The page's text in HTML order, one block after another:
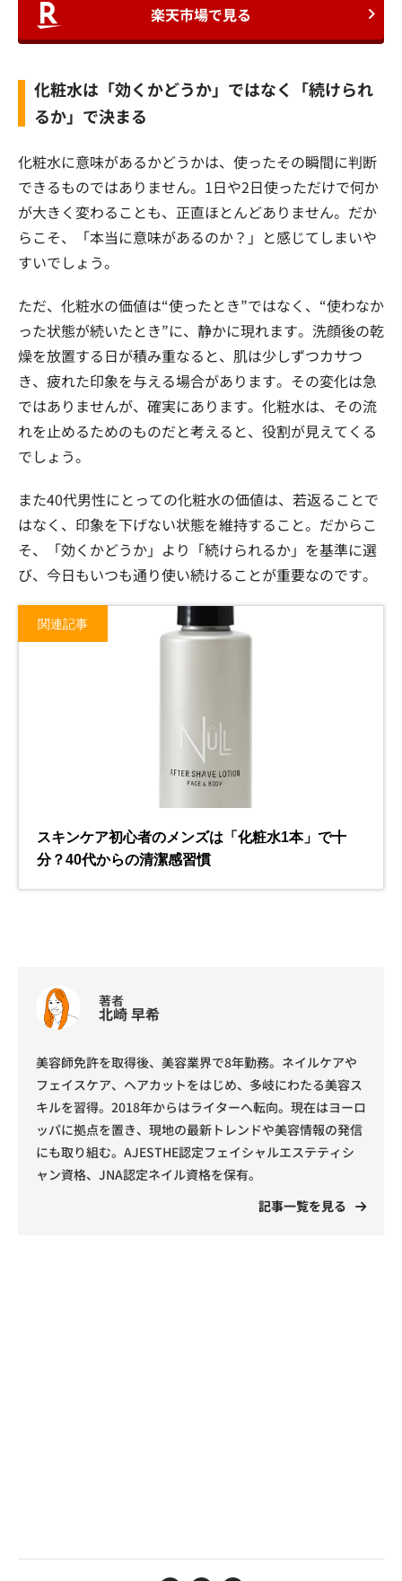
楽天市場で見る
化粧水は「効くかどうか」ではなく「続けられ
るか」で決まる
化粧水に意味があるかどうかは、使ったその瞬間に判断
できるものではありません。1日や2日使っただけで何か
が大きく変わることも、正直ほとんどありません。だか
らこそ、「本当に意味があるのか？」と感じてしまいや
すいでしょう。
ただ、化粧水の価値は“使ったとき”ではなく、“使わなか
った状態が続いたとき”に、静かに現れます。洗顔後の乾
燥を放置する日が積み重なると、肌は少しずつカサつ
き、疲れた印象を与える場合があります。その変化は急
ではありませんが、確実にあります。化粧水は、その流
れを止めるためのものだと考えると、役割が見えてくる
でしょう。
また40代男性にとっての化粧水の価値は、若返ることで
はなく、印象を下げない状態を維持すること。だからこ
そ、「効くかどうか」より「続けられるか」を基準に選
び、今日もいつも通り使い続けることが重要なのです。
著者
北崎 早希
美容師免許を取得後、美容業界で8年勤務。ネイルケアや
フェイスケア、ヘアカットをはじめ、多岐にわたる美容ス
キルを習得。2018年からはライターへ転向。現在はヨーロ
ッパに拠点を置き、現地の最新トレンドや美容情報の発信
にも取り組む。AJESTHE認定フェイシャルエステティシ
ャン資格、JNA認定ネイル資格を保有。
記事一覧を見る